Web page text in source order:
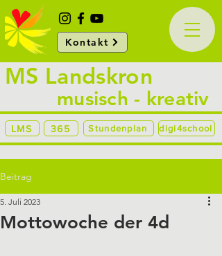
Kontakt
MS Landskron
musisch - kreativ
LMS 365 Stundenplan digi4school
Beitrag
Mottowoche der 4d
5. Juli 2023